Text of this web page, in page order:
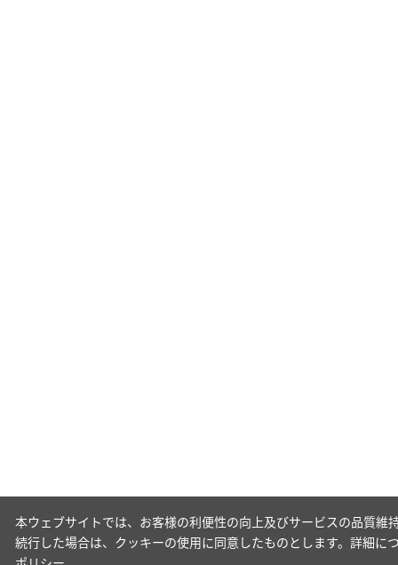
本ウェブサイトでは、お客様の利便性の向上及びサービスの品質
続行した場合は、クッキーの使用に同意したものとします。詳細